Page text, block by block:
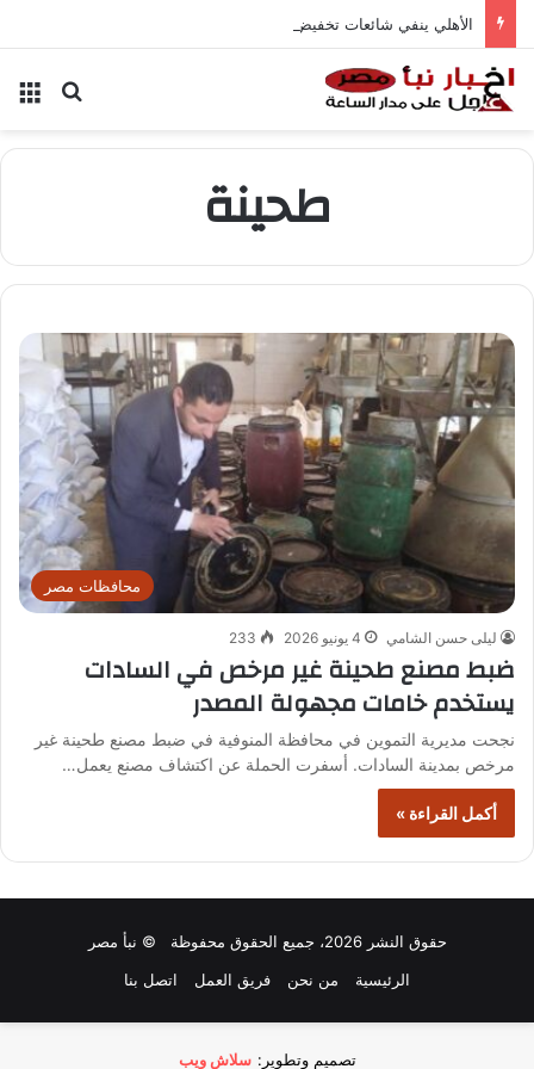
الأهلي ينفي شائعات تخفيض عقود زيزو والشناوي
بحث
طحينة
محافظات مصر
ليلى حسن الشامي 4 يونيو 2026 233
ضبط مصنع طحينة غير مرخص في السادات
يستخدم خامات مجهولة المصدر
نجحت مديرية التموين في محافظة المنوفية في ضبط مصنع طحينة غير
مرخص بمدينة السادات. أسفرت الحملة عن اكتشاف مصنع يعمل…
أكمل القراءة »
حقوق النشر 2026، جميع الحقوق محفوظة © نبأ مصر
الرئيسية
من نحن فريق العمل اتصل بنا
تصميم وتطوير: سلاش ويب